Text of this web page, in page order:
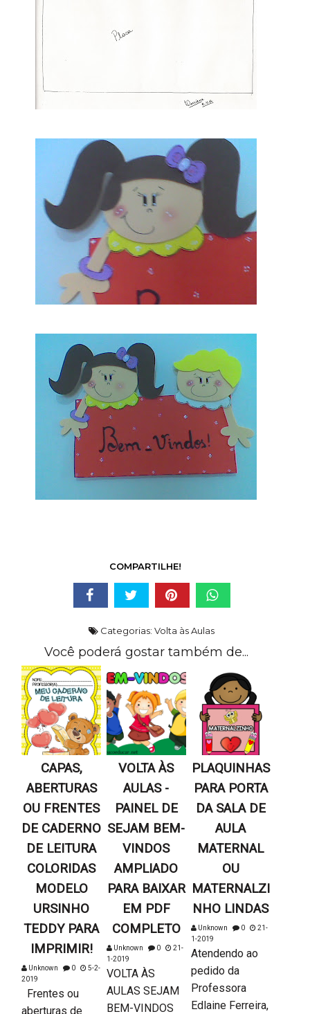
COMPARTILHE!
Categorias:Volta às Aulas
Você poderá gostar também de...
CAPAS,
ABERTURAS
OU FRENTES
DE CADERNO
DE LEITURA
COLORIDAS
MODELO
URSINHO
TEDDY PARA
IMPRIMIR!
Unknown 0
5-2-
2019
Frentes ou
aberturas de
VOLTA ÀS
AULAS -
PAINEL DE
SEJAM BEM-
VINDOS
AMPLIADO
PARA BAIXAR
EM PDF
COMPLETO
Unknown 0
21-
1-2019
VOLTA ÀS
AULAS SEJAM
BEM-VINDOS
PLAQUINHAS
PARA PORTA
DA SALA DE
AULA
MATERNAL
OU
MATERNALZI
NHO LINDAS
Unknown 0
21-
1-2019
Atendendo ao
pedido da
Professora
Edlaine Ferreira,